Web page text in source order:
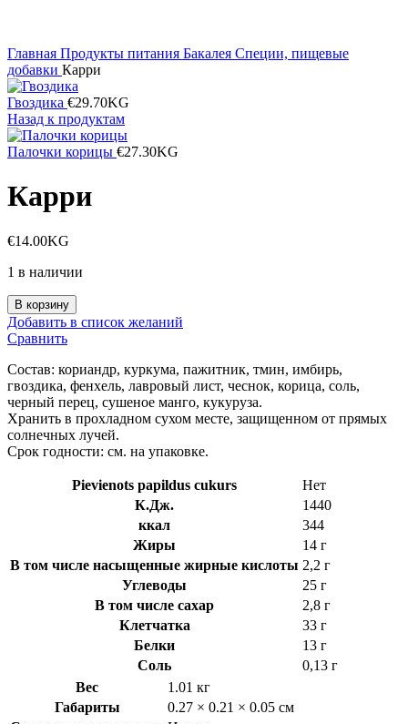
Главная Продукты питания Бакалея Специи, пищевые
добавки Карри
Гвоздика €29.70KG
Назад к продуктам
Палочки корицы €27.30KG
Карри
€14.00KG
1 в наличии
Количество
товара
Карри
В корзину
Добавить в список желаний
Сравнить
Состав: кориандр, куркума, пажитник, тмин, имбирь,
гвоздика, фенхель, лавровый лист, чеснок, корица, соль,
черный перец, сушеное манго, кукуруза.
Хранить в прохладном сухом месте, защищенном от прямых
солнечных лучей.
Срок годности: см. на упаковке.
Pievienots papildus cukurs
Нет
К.Дж.
1440
ккал
344
Жиры
14 г
В том числе насыщенные жирные кислоты 2,2 г
Углеводы
25 г
В том числе сахар
2,8 г
Клетчатка
33 г
Белки
13 г
Соль
0,13 г
Вес
1.01 кг
Габариты
0.27 × 0.21 × 0.05 см